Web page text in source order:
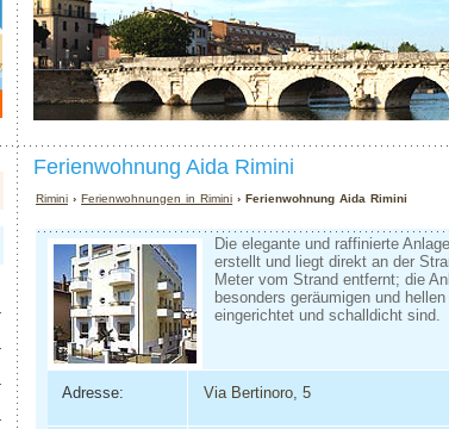
Ferienwohnung Aida Rimini
Rimini ›Ferienwohnungen in Rimini › Ferienwohnung Aida Rimini
Die elegante und raffinierte
erstellt und liegt direkt an der
Meter vom Strand entfernt; die
besonders geräumigen und
eingerichtet und schalldicht sind.
Adresse: Via Bertinoro, 5